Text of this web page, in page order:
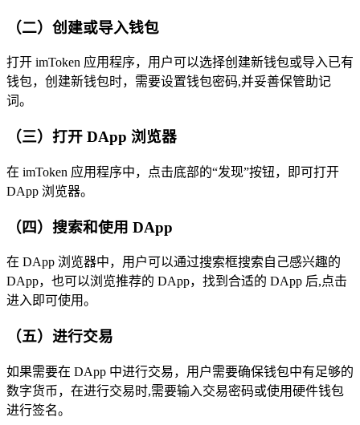
（二）创建或导入钱包
打开 imToken 应用程序，用户可以选择创建新钱包或导入已有
钱包，创建新钱包时，需要设置钱包密码,并妥善保管助记
词。
（三）打开 DApp 浏览器
在 imToken 应用程序中，点击底部的“发现”按钮，即可打开
DApp 浏览器。
（四）搜索和使用 DApp
在 DApp 浏览器中，用户可以通过搜索框搜索自己感兴趣的
DApp，也可以浏览推荐的 DApp，找到合适的 DApp 后,点击
进入即可使用。
（五）进行交易
如果需要在 DApp 中进行交易，用户需要确保钱包中有足够的
数字货币，在进行交易时,需要输入交易密码或使用硬件钱包
进行签名。